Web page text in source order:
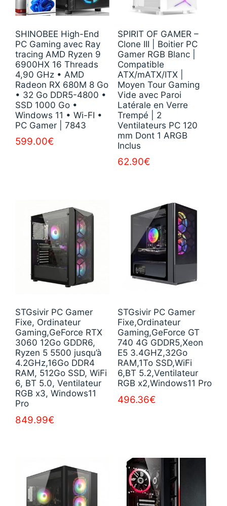
SHINOBEE High-End
PC Gaming avec Ray
tracing AMD Ryzen 9
6900HX 16 Threads
4,90 GHz • AMD
Radeon RX 680M 8 Go
• 32 Go DDR5-4800 •
SSD 1000 Go •
Windows 11 • Wi-FI •
PC Gamer | 7843
599.00€
SPIRIT OF GAMER –
Clone III | Boitier PC
Gamer RGB Blanc |
Compatible
ATX/mATX/ITX |
Moyen Tour Gaming
Vide avec Paroi
Latérale en Verre
Trempé | 2
Ventilateurs PC 120
mm Dont 1 ARGB
Inclus
62.90€
STGsivir PC Gamer
Fixe, Ordinateur
Gaming,GeForce RTX
3060 12Go GDDR6,
Ryzen 5 5500 jusqu’à
4.2GHz,16Go DDR4
RAM, 512Go SSD, WiFi
6, BT 5.0, Ventilateur
RGB x3, Windows11
Pro
849.99€
STGsivir PC Gamer
Fixe,Ordinateur
Gaming,GeForce GT
740 4G GDDR5,Xeon
E5 3.4GHZ,32Go
RAM,1To SSD,WiFi
6,BT 5.2,Ventilateur
RGB x2,Windows11 Pro
496.36€